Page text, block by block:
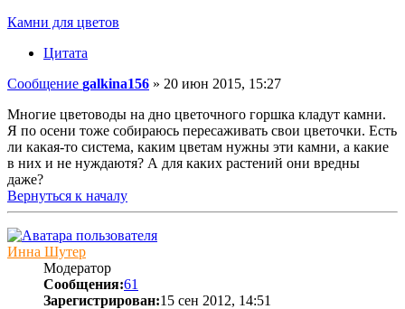
Камни для цветов
Цитата
Сообщение galkina156 » 20 июн 2015, 15:27
Многие цветоводы на дно цветочного горшка кладут камни.
Я по осени тоже собираюсь пересаживать свои цветочки. Есть
ли какая-то система, каким цветам нужны эти камни, а какие
в них и не нуждаютя? А для каких растений они вредны
даже?
Вернуться к началу
Инна Шутер
Модератор
Сообщения:61
Зарегистрирован:15 сен 2012, 14:51